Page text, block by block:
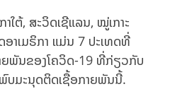
ໃຕ້, ສະວິດເຊີແລນ, ໝູ່ເກາະ
າເມຣິກາ ແມ່ນ 7 ປະເທດທີ່
ຍພັນຂອງໂຄວິດ-19 ທີ່ກ່ຽວກັບ
ບມະນຸດຕິດເຊື້ອກາຍພັນນີ້.